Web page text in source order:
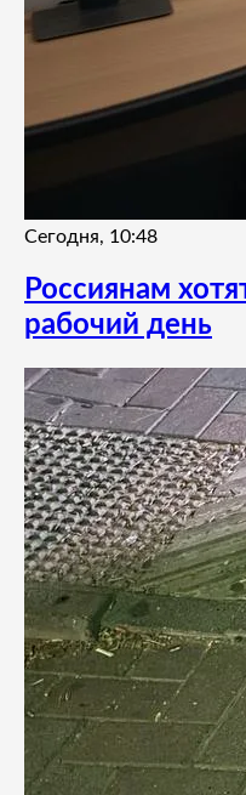
Сегодня, 10:48
Россиянам
рабочий день